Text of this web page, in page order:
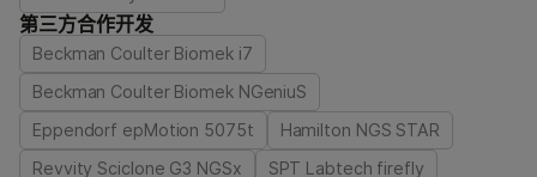
第三方合作开发
Beckman Coulter Biomek i7
Beckman Coulter Biomek NGeniuS
Eppendorf epMotion 5075t
Hamilton NGS STAR
Revvity Sciclone G3 NGSx
SPT Labtech firefly